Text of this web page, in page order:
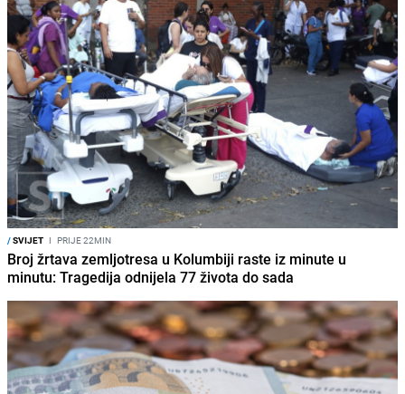
/SVIJET I PRIJE 22MIN
Broj žrtava zemljotresa u Kolumbiji raste iz minute u
minutu: Tragedija odnijela 77 života do sada